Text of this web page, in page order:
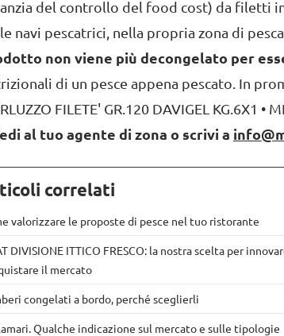
del controllo del food cost) da filetti
navi pescatrici, nella propria zona di
non viene più decongelato per
di un pesce appena pescato. In
FILETE' GR.120 DAVIGEL KG.6X1 •
al tuo agente di zona o scrivi a
correlati
valorizzare le proposte di pesce nel tuo ristorante
DIVISIONE ITTICO FRESCO: la nostra scelta per
il mercato
congelati a bordo, perché sceglierli
Qualche indicazione sul mercato e sulle tipologie